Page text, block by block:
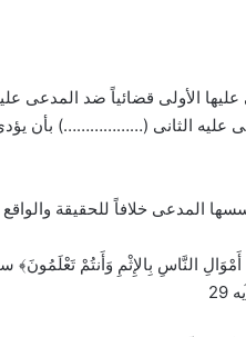
الأولى قضائياً ضد المدعى عليه
2015 تعويضات , والتى قُضى لها بإلزام المدعى عليه
المدعى خلافاً للحقيقة
النَّاسِ بِالإِثْمِ وَأَنتُمْ تَعْلَمُونَ﴾ سورة